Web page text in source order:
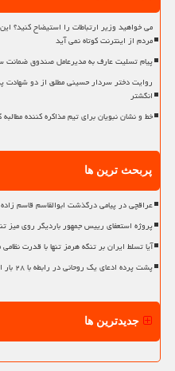
می خواهید وزیر ارتباطات را استیضاح کنید؟
مردم از اینترنت کوتاه نمی آید
پیام تسلیت عارف به مدیرعامل صندوق ضمانت
روایت دختر سردار حسینی مطلق از دو شهادت
انگشتر
خط و نشان نبویان برای تیم مذاکره کننده
پربحث ترین ها
عراقچی در پیامی درگذشت ابوالقاسم قاسم
پروژه استعفای رییس جمهور باردیگر روی میز
آیا تسلط ایران بر تنگه هرمز تنها با قدرت
پشت پرده ادعای یک روحانی در رابطه با ۲۸ بار استعفای مسعود پزشکیان
جدیدترین ها